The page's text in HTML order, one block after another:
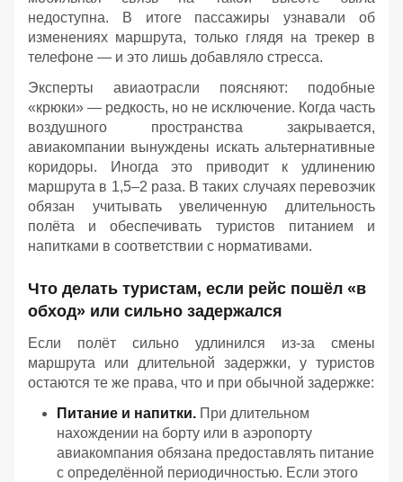
недоступна. В итоге пассажиры узнавали об
изменениях маршрута, только глядя на трекер в
телефоне — и это лишь добавляло стресса.
Эксперты авиаотрасли поясняют: подобные
«крюки» — редкость, но не исключение. Когда часть
воздушного пространства закрывается,
авиакомпании вынуждены искать альтернативные
коридоры. Иногда это приводит к удлинению
маршрута в 1,5–2 раза. В таких случаях перевозчик
обязан учитывать увеличенную длительность
полёта и обеспечивать туристов питанием и
напитками в соответствии с нормативами.
Что делать туристам, если рейс пошёл «в
обход» или сильно задержался
Если полёт сильно удлинился из‑за смены
маршрута или длительной задержки, у туристов
остаются те же права, что и при обычной задержке:
Питание и напитки. При длительном
нахождении на борту или в аэропорту
авиакомпания обязана предоставлять питание
с определённой периодичностью. Если этого